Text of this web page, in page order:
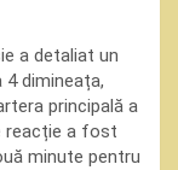
a detaliat un
dimineața,
principală a
reacție a fost
minute pentru